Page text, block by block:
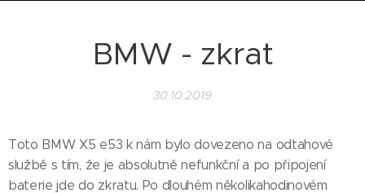
BMW - zkrat
30.10.2019
Toto BMW X5 e53 k nám bylo dovezeno na odtahové
službě s tím, že je absolutně nefunkční a po připojení
baterie jde do zkratu. Po dlouhém několikahodinovém